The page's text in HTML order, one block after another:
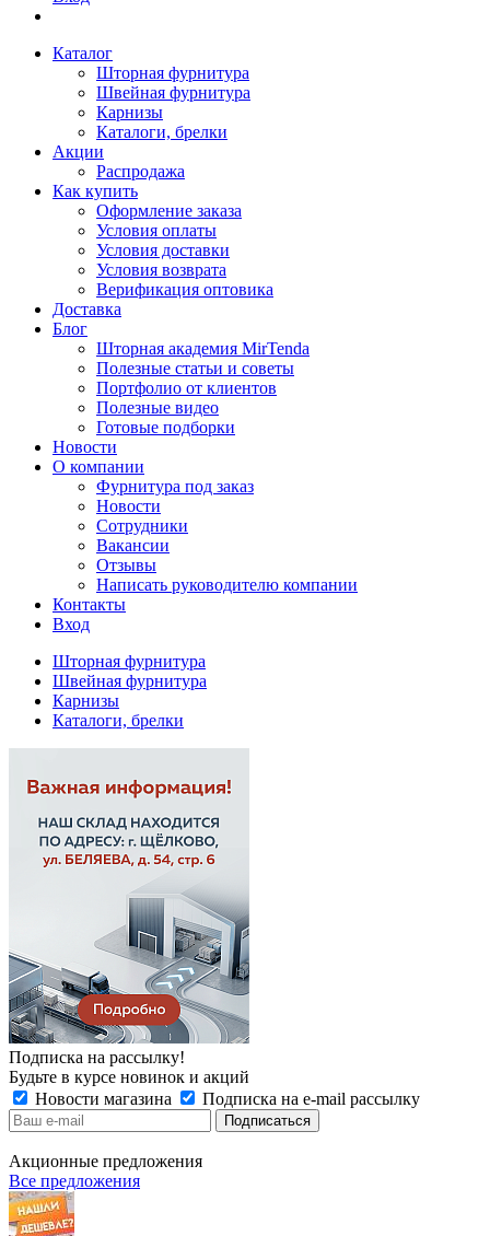
Каталог
Шторная фурнитура
Швейная фурнитура
Карнизы
Каталоги, брелки
Акции
Распродажа
Как купить
Оформление заказа
Условия оплаты
Условия доставки
Условия возврата
Верификация оптовика
Доставка
Блог
Шторная академия MirTenda
Полезные статьи и советы
Портфолио от клиентов
Полезные видео
Готовые подборки
Новости
О компании
Фурнитура под заказ
Новости
Сотрудники
Вакансии
Отзывы
Написать руководителю компании
Контакты
Вход
Шторная фурнитура
Швейная фурнитура
Карнизы
Каталоги, брелки
Подписка на рассылку!
Будьте в курсе новинок и акций
Новости магазина
Подписка на e-mail рассылку
Акционные предложения
Все предложения